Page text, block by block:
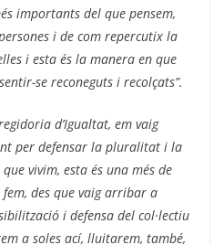
importants del que pensem,
i de com repercutix la
i esta és la manera en que
se reconeguts i recolçats”.
d’Igualtat, em vaig
per defensar la pluralitat i la
vivim, esta és una més de
fem, des que vaig arribar a
i defensa del col·lectiu
a soles ací, lluitarem, també,